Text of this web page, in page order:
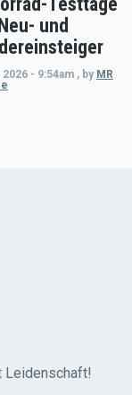
und
2026 - 9:54am , by MR
Leidenschaft!